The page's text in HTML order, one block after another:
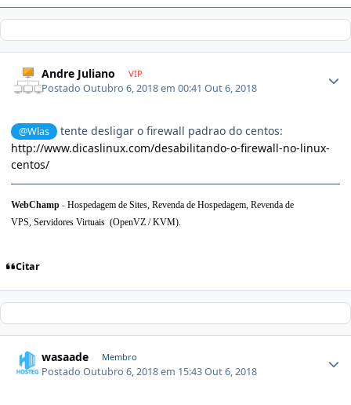
Andre Juliano VIP
PostadoOutubro 6, 2018 em 00:41Out 6, 2018
@Wlas
tente desligar o firewall padrao do centos:
http://www.dicaslinux.com/desabilitando-o-firewall-no-linux-
centos/
WebChamp - Hospedagem de Sites, Revenda de Hospedagem, Revenda de
VPS, Servidores Virtuais (OpenVZ / KVM).
Citar
wasaade Membro
PostadoOutubro 6, 2018 em 15:43Out 6, 2018